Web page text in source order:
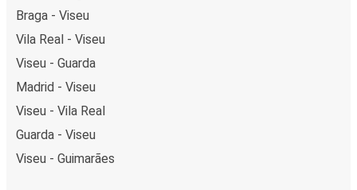
Braga - Viseu
Vila Real - Viseu
Viseu - Guarda
Madrid - Viseu
Viseu - Vila Real
Guarda - Viseu
Viseu - Guimarães